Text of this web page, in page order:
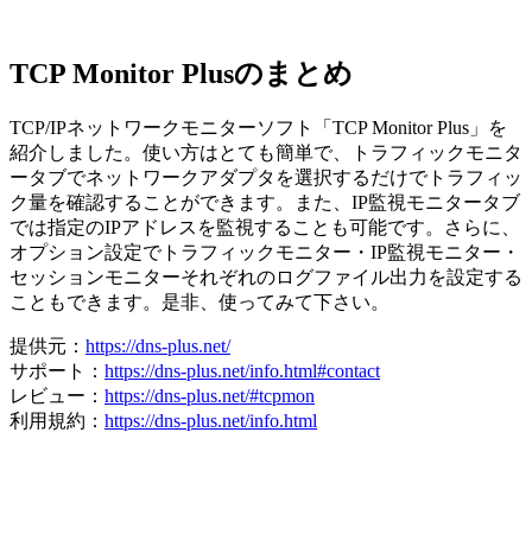
TCP Monitor Plusのまとめ
TCP/IPネットワークモニターソフト「TCP Monitor Plus」を
紹介しました。使い方はとても簡単で、トラフィックモニタ
ータブでネットワークアダプタを選択するだけでトラフィッ
ク量を確認することができます。また、IP監視モニタータブ
では指定のIPアドレスを監視することも可能です。さらに、
オプション設定でトラフィックモニター・IP監視モニター・
セッションモニターそれぞれのログファイル出力を設定する
こともできます。是非、使ってみて下さい。
提供元： https://dns-plus.net/
サポート： https://dns-plus.net/info.html#contact
レビュー： https://dns-plus.net/#tcpmon
利用規約： https://dns-plus.net/info.html